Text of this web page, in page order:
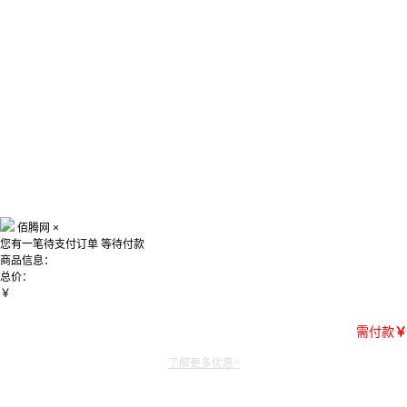
佰腾网 ×
您有一笔待支付订单 等待付款
商品信息：
总价：
￥
需付款￥
了解更多优惠~